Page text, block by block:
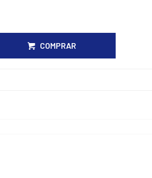
COMPRAR